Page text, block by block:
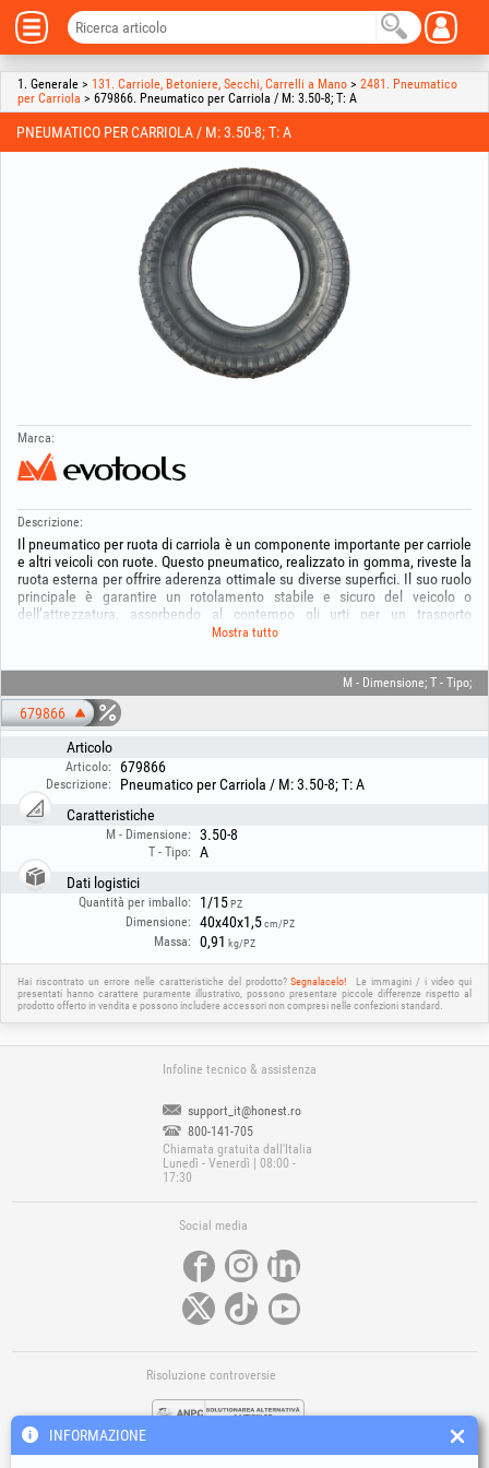
1. Generale > 131. Carriole, Betoniere, Secchi, Carrelli a Mano > 2481. Pneumatico
per Carriola > 679866. Pneumatico per Carriola / M: 3.50-8; T: A
PNEUMATICO PER CARRIOLA / M: 3.50-8; T: A
Marca:
Descrizione:
Il pneumatico per ruota di carriola è un componente importante per carriole
e altri veicoli con ruote. Questo pneumatico, realizzato in gomma, riveste la
ruota esterna per offrire aderenza ottimale su diverse superfici. Il suo ruolo
principale è garantire un rotolamento stabile e sicuro del veicolo o
dell’attrezzatura, assorbendo al contempo gli urti per un trasporto
confortevole. È disponibile in varie dimensioni e disegni per adattarsi ai
garantire la durata e il corretto funzionamento della carriola o del veicolo
Mostra tutto
M - Dimensione; T - Tipo;
679866
Articolo
Articolo: 679866
Descrizione:
Pneumatico per Carriola / M: 3.50-8; T: A
Caratteristiche
M - Dimensione: 3.50-8
T - Tipo:
A
Dati logistici
Quantità per imballo: 1/15PZ
Dimensione: 40x40x1,5cm/PZ
Massa: 0,91 kg/PZ
Hai riscontrato un errore nelle caratteristiche del prodotto?Segnalacelo!
Le immagini / i video qui
presentati hanno carattere puramente illustrativo, possono presentare piccole differenze rispetto al
prodotto offerto in vendita e possono includere accessori non compresi nelle confezioni standard.
Infoline tecnico & assistenza
support_it@honest.ro
800-141-705
Chiamata gratuita dall'Italia
Lunedì - Venerdì | 08:00 -
17:30
Social media
Risoluzione controversie
INFORMAZIONE